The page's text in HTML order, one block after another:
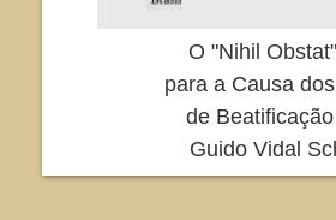
O "Nihil
para a Causa
de
Guido Vidal